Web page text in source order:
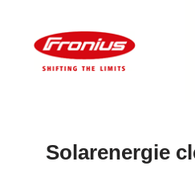
Solarenergie